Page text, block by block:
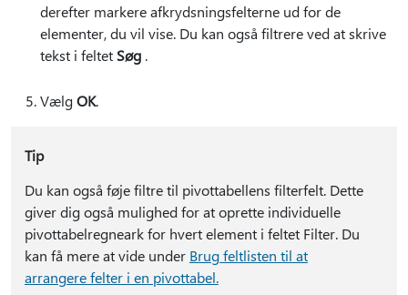
derefter markere afkrydsningsfelterne ud for de
elementer, du vil vise. Du kan også filtrere ved at skrive
tekst i feltet Søg .
VælgOK.
Tip
Du kan også føje filtre til pivottabellens filterfelt. Dette
giver dig også mulighed for at oprette individuelle
pivottabelregneark for hvert element i feltet Filter. Du
kan få mere at vide under Brug feltlisten til at
arrangere felter i en pivottabel.